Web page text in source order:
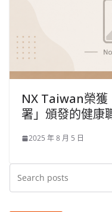
NX Taiwan榮獲
署」頒發的健康
2025 年 8 月 5 日